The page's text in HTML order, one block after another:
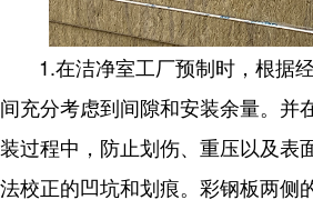
1.在洁净室工厂预制时，根据
间充分考虑到间隙和安装余量。并
装过程中，防止划伤、重压以及表
法校正的凹坑和划痕。彩钢板两侧